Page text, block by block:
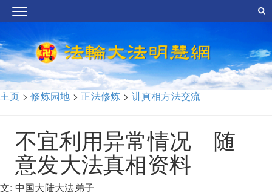
主页 >修炼园地 > 正法修炼 > 讲真相方法交流
不宜利用异常情况 随
意发大法真相资料
文: 中国大陆大法弟子